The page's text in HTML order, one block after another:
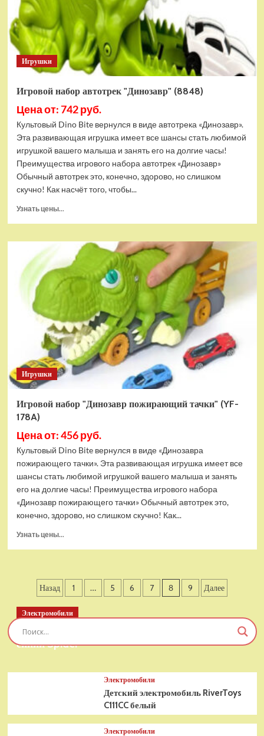
Игрушки
Игровой набор автотрек "Динозавр" (8848)
Цена от: 742 руб.
Культовый Dino Bite вернулся в виде автотрека «Динозавр».
Эта развивающая игрушка имеет все шансы стать любимой
игрушкой вашего малыша и занять его на долгие часы!
Преимущества игрового набора автотрек «Динозавр»
Обычный автотрек это, конечно, здорово, но слишком
скучно! Как насчёт того, чтобы...
Узнать цены...
Игровой
набор
автотрек
"Динозавр"
(8848)
Игрушки
Игровой набор "Динозавр пожирающий тачки" (YF-
178A)
Цена от: 456 руб.
Культовый Dino Bite вернулся в виде «Динозавра
пожирающего тачки». Эта развивающая игрушка имеет все
шансы стать любимой игрушкой вашего малыша и занять
его на долгие часы! Преимущества игрового набора
«Динозавр пожирающего тачки» Обычный автотрек это,
конечно, здорово, но слишком скучно! Как...
Узнать цены...
набор
"Динозавр
тачки"
Пагинация
записей
Назад 1 … 5 6 7 8 9 Далее
Электромобили
Детский электромобиль RiverToys T777TT 4WD
синий Spider
Электромобили
Детский электромобиль RiverToys
C111CC белый
Электромобили